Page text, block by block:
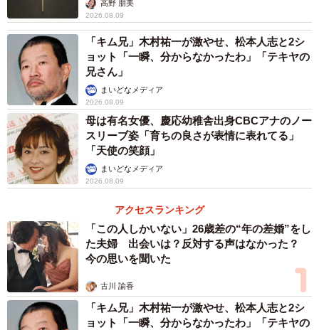
高野 朋美
2026.08.09
「キム兄」木村祐一が激やせ、松本人志と2シ
ョット「一瞬、分からなかったわ」「テキヤの
兄さん」
まいどなメディア
2026.08.09
母は有名女優、慶応幼稚舎出身CBCアナのノー
スリーブ姿「育ちの良さが表情に表れてる」
「天使の笑顔」
まいどなメディア
2026.08.09
アクセスランキング
「この人しかいない」26歳差の“年の差婚”をし
た夫婦 出会いは？反対する声はなかった？
今の思いを聞いた
古川 諭香
「キム兄」木村祐一が激やせ、松本人志と2シ
ョット「一瞬、分からなかったわ」「テキヤの